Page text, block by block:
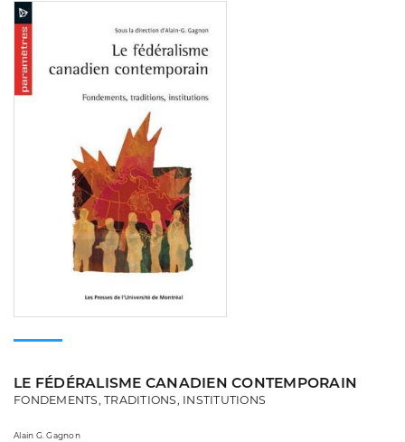
LE FÉDÉRALISME CANADIEN CONTEMPORAIN
FONDEMENTS, TRADITIONS, INSTITUTIONS
Alain G. Gagnon